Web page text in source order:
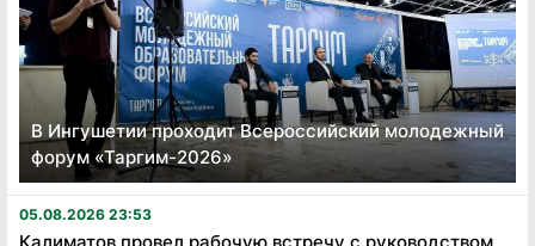
В Ингушетии проходит Всероссийский молодежный
форум «Таргим-2026»
05.08.2026 23:53